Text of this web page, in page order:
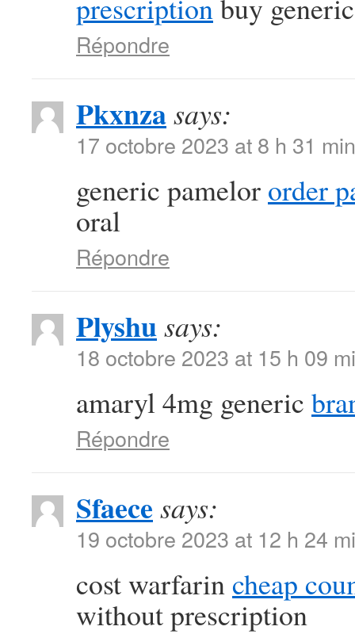
prescriptionbuy
Répondre
Pkxnzasays:
17 octobre 2023 at 8 h 31 min
generic pamelor order
oral
Répondre
Plyshusays:
18 octobre 2023 at 15 h 09
amaryl 4mg generic
Répondre
Sfaece says:
19 octobre 2023 at 12 h 24
cost warfarin cheap
without prescription